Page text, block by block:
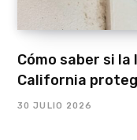
Cómo saber si
California
30 JULIO 2026